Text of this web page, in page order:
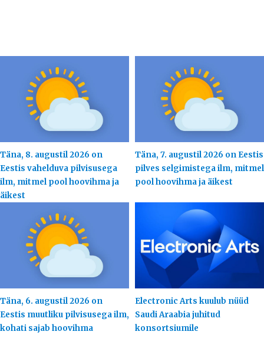
Täna, 8. augustil 2026 on
Eestis vahelduva pilvisusega
ilm, mitmel pool hoovihma ja
äikest
Täna, 7. augustil 2026 on Eestis
pilves selgimistega ilm, mitmel
pool hoovihma ja äikest
Täna, 6. augustil 2026 on
Eestis muutliku pilvisusega ilm,
kohati sajab hoovihma
Electronic Arts kuulub nüüd
Saudi Araabia juhitud
konsortsiumile